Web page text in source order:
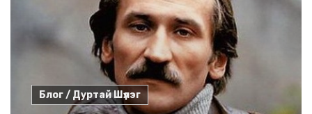
Блог / Дуртай Шүлэг